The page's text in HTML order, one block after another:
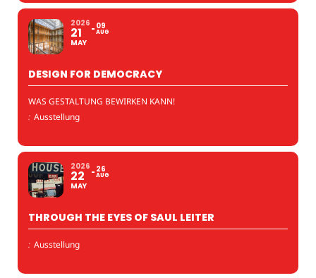
2026
21
MAY
09
AUG
DESIGN FOR DEMOCRACY
WAS GESTALTUNG BEWIRKEN KANN!
: Ausstellung
2026
22
MAY
26
AUG
THROUGH THE EYES OF SAUL LEITER
: Ausstellung